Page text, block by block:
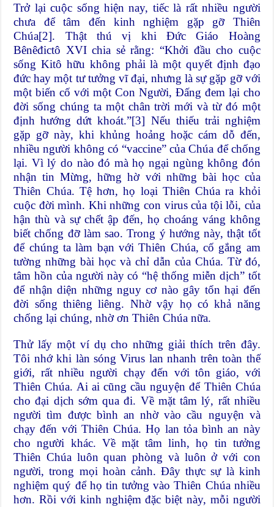
Trở lại cuộc sống hiện nay, tiếc là rất nhiều người
chưa để tâm đến kinh nghiệm gặp gỡ Thiên
Chúa[2]. Thật thú vị khi Đức Giáo Hoàng
Bênêđictô XVI chia sẻ rằng: “Khởi đầu cho cuộc
sống Kitô hữu không phải là một quyết định đạo
đức hay một tư tưởng vĩ đại, nhưng là sự gặp gỡ với
một biến cố với một Con Người, Đấng đem lại cho
đời sống chúng ta một chân trời mới và từ đó một
định hướng dứt khoát.”[3] Nếu thiếu trải nghiệm
gặp gỡ này, khi khủng hoảng hoặc cám dỗ đến,
nhiều người không có “vaccine” của Chúa để chống
lại. Vì lý do nào đó mà họ ngại ngùng không đón
nhận tin Mừng, hững hờ với những bài học của
Thiên Chúa. Tệ hơn, họ loại Thiên Chúa ra khỏi
cuộc đời mình. Khi những con virus của tội lỗi, của
hận thù và sự chết ập đến, họ choáng váng không
biết chống đỡ làm sao. Trong ý hướng này, thật tốt
để chúng ta làm bạn với Thiên Chúa, cố gắng am
tường những bài học và chỉ dẫn của Chúa. Từ đó,
tâm hồn của người này có “hệ thống miễn dịch” tốt
để nhận diện những nguy cơ nào gây tổn hại đến
đời sống thiêng liêng. Nhờ vậy họ có khả năng
chống lại chúng, nhờ ơn Thiên Chúa nữa.
Thử lấy một ví dụ cho những giải thích trên đây.
Tôi nhớ khi làn sóng Virus lan nhanh trên toàn thế
giới, rất nhiều người chạy đến với tôn giáo, với
Thiên Chúa. Ai ai cũng cầu nguyện để Thiên Chúa
cho đại dịch sớm qua đi. Về mặt tâm lý, rất nhiều
người tìm được bình an nhờ vào cầu nguyện và
chạy đến với Thiên Chúa. Họ lan tỏa bình an này
cho người khác. Về mặt tâm linh, họ tin tưởng
Thiên Chúa luôn quan phòng và luôn ở với con
người, trong mọi hoàn cảnh. Đây thực sự là kinh
nghiệm quý để họ tin tưởng vào Thiên Chúa nhiều
hơn. Rồi với kinh nghiệm đặc biệt này, mỗi người